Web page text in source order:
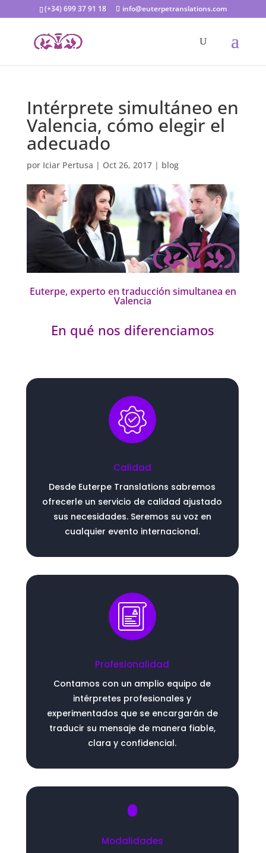
(+34) 699 37 91 18 info@euterpetranslations.com
Intérprete simultáneo en
Valencia, cómo elegir el
adecuado
por Iciar Pertusa | Oct 26, 2017| blog
Euterpe, experto en traducción simultanea en
Valencia
En qué nos diferenciamos
Calidad
Desde Euterpe Translations sabremos
ofrecerle un servicio de calidad ajustado
sus necesidades. Seremos su voz en
cualquier evento internacional.
Profesionalidad
Contamos con un amplio equipo de
intérpretes profesionales y
experimentados que se encargarán de
traducir su mensaje de manera fiable,
clara y confidencial.
Modalidades